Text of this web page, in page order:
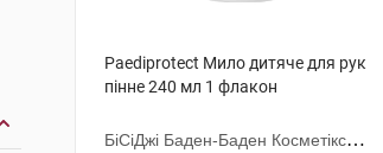
Paediprotect Мило дитяче для рук
пінне 240 мл 1 флакон
БіСіДжі Баден-Баден Косметікс